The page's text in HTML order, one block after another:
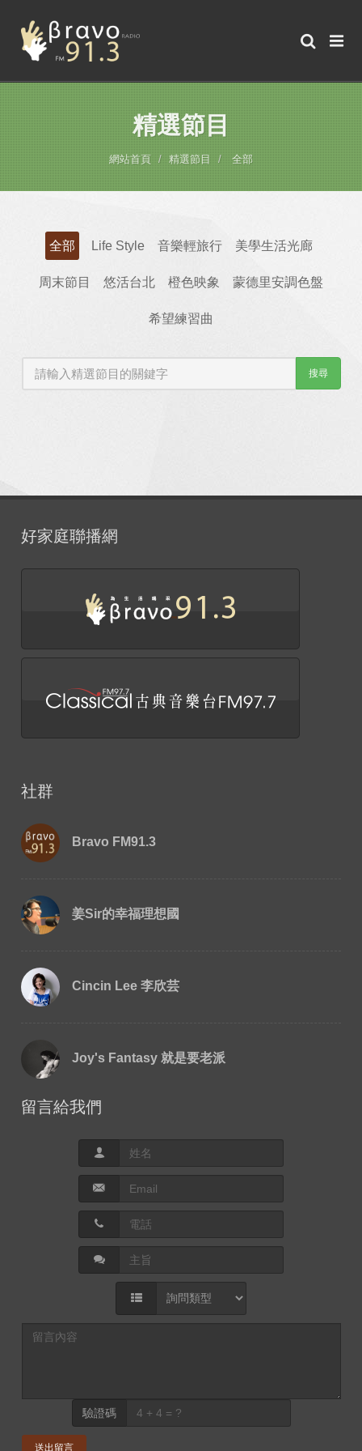
精選節目
網站首頁 精選節目 全部
全部 Life Style 音樂輕旅行 美學生活光廊
周末節目 悠活台北 橙色映象 蒙德里安調色盤
希望練習曲
搜尋
好家庭聯播網
社群
Bravo FM91.3
姜Sir的幸福理想國
Cincin Lee 李欣芸
Joy's Fantasy 就是要老派
留言給我們
驗證碼
送出留言